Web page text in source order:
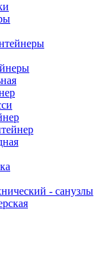
- санузлы